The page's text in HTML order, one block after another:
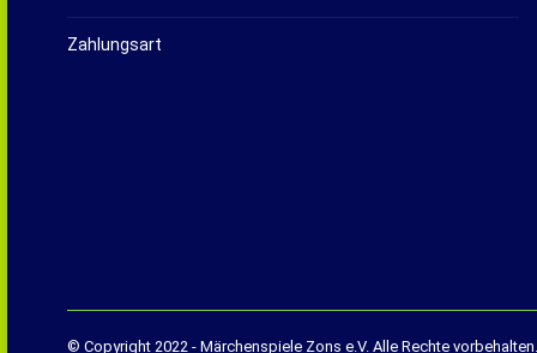
Zahlungsart
© Copyright 2022 - Märchenspiele Zons e.V. Alle Rechte vorbehalten.